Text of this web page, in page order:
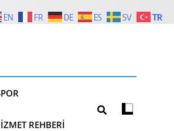
REHBERI
EN FR DE ES SV TR